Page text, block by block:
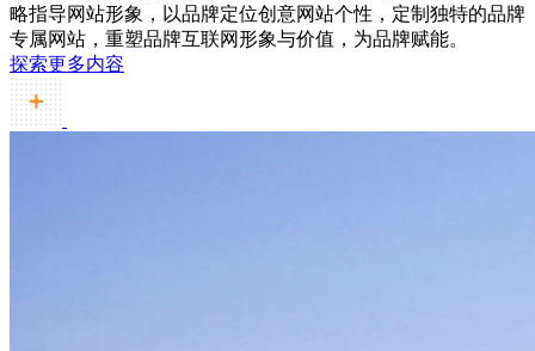
略指导网站形象，以品牌定位创意网站个性，定制独特的品牌
专属网站，重塑品牌互联网形象与价值，为品牌赋能。
探索更多内容